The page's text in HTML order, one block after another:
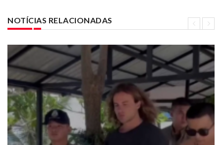
NOTÍCIAS RELACIONADAS